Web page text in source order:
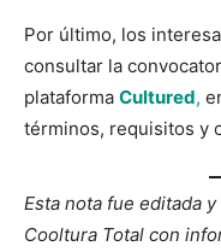
Por último, los
consultar la
plataforma Cultured,
términos, requisitos y
Esta nota fue editada
Cooltura Total con